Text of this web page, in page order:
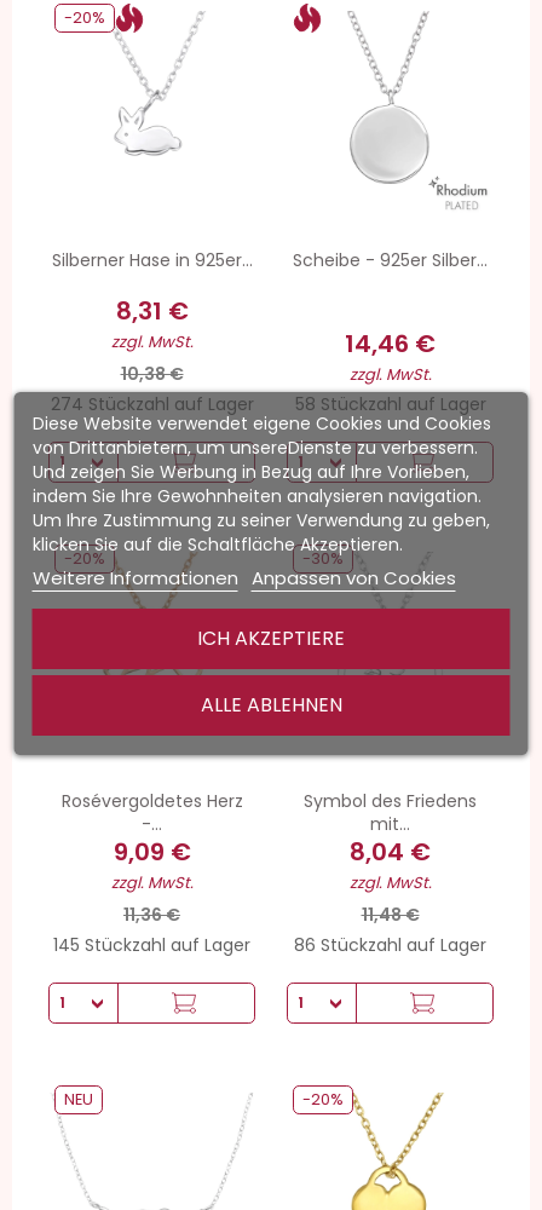
Silberner Hase in 925er...
8,31 €
zzgl. MwSt.
10,38 €
274 Stückzahl auf Lager
-20%
Scheibe - 925er Silber...
14,46 €
zzgl. MwSt.
58 Stückzahl auf Lager
Rosévergoldetes Herz
-...
9,09 €
zzgl. MwSt.
11,36 €
145 Stückzahl auf Lager
-20%
Symbol des Friedens
mit...
8,04 €
zzgl. MwSt.
11,48 €
86 Stückzahl auf Lager
-30%
NEU -20%
Diese Website verwendet eigene Cookies und Cookies
von Drittanbietern, um unsereDienste zu verbessern.
Und zeigen Sie Werbung in Bezug auf Ihre Vorlieben,
indem Sie Ihre Gewohnheiten analysieren navigation.
Um Ihre Zustimmung zu seiner Verwendung zu geben,
klicken Sie auf die Schaltfläche Akzeptieren.
Weitere Informationen Anpassen von Cookies
ALLE ABLEHNEN
ICH AKZEPTIERE